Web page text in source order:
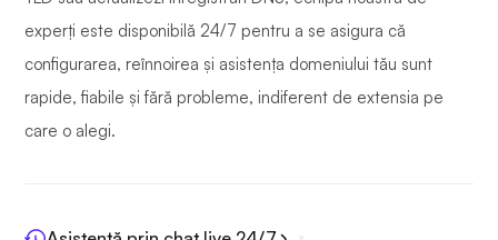
experți este disponibilă 24/7 pentru a se asigura că
configurarea, reînnoirea și asistența domeniului tău sunt
rapide, fiabile și fără probleme, indiferent de extensia pe
care o alegi.